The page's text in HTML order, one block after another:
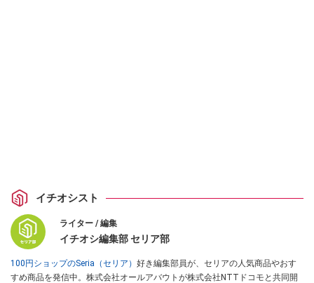
イチオシスト
ライター / 編集
イチオシ編集部 セリア部
100円ショップのSeria（セリア） 好き編集部員が、セリアの人気商品やおす
すめ商品を発信中。株式会社オールアバウトが株式会社NTTドコモと共同開